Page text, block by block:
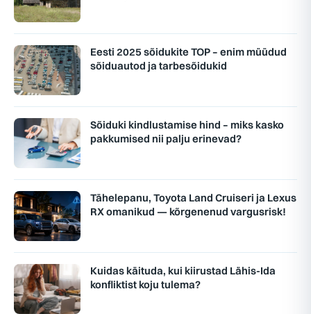
Eesti 2025 sõidukite TOP – enim müüdud
sõiduautod ja tarbesõidukid
Sõiduki kindlustamise hind – miks kasko
pakkumised nii palju erinevad?
Tähelepanu, Toyota Land Cruiseri ja Lexus
RX omanikud — kõrgenenud vargusrisk!
Kuidas käituda, kui kiirustad Lähis-Ida
konfliktist koju tulema?